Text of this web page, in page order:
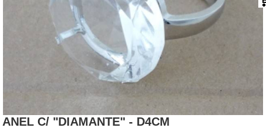
ANEL C/ "DIAMANTE" - D4CM